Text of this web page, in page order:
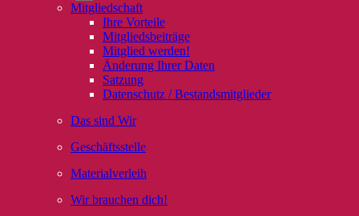
Mitgliedschaft
Ihre Vorteile
Mitgliedsbeiträge
Mitglied werden!
Änderung Ihrer Daten
Satzung
Datenschutz / Bestandsmitglieder
Das sind Wir
Geschäftsstelle
Materialverleih
Wir brauchen dich!